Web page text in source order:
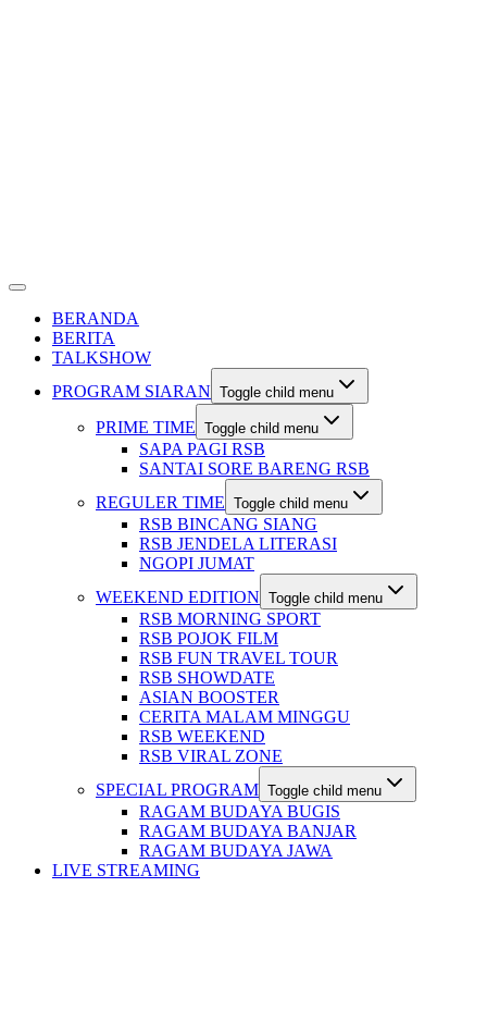
BERANDA
BERITA
TALKSHOW
PROGRAM SIARAN Toggle child menu
PRIME TIME Toggle child menu
SAPA PAGI RSB
SANTAI SORE BARENG RSB
REGULER TIME Toggle child menu
RSB BINCANG SIANG
RSB JENDELA LITERASI
NGOPI JUMAT
WEEKEND EDITION Toggle child menu
RSB MORNING SPORT
RSB POJOK FILM
RSB FUN TRAVEL TOUR
RSB SHOWDATE
ASIAN BOOSTER
CERITA MALAM MINGGU
RSB WEEKEND
RSB VIRAL ZONE
SPECIAL PROGRAM Toggle child menu
RAGAM BUDAYA BUGIS
RAGAM BUDAYA BANJAR
RAGAM BUDAYA JAWA
LIVE STREAMING